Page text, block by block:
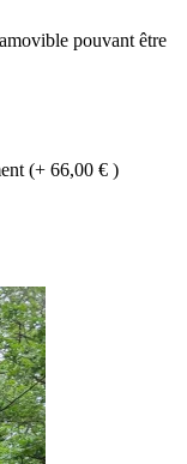
pouvant être
(+ 66,00 € )